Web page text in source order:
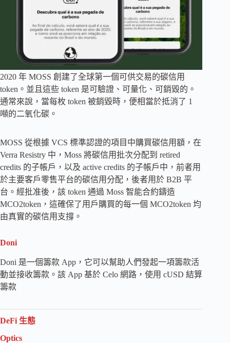
2020 年 MOSS 創建了全球第一個可供交易的碳信用
token。並且這些 token 是可驗證、可量化、可銷毀的。
通常來說，當每枚 token 被銷毀時，便相當於抵消了 1
噸的二氧化碳。
MOSS 從根據 VCS 標準認證的項目中購買碳信用額，在
Verra Resistry 中，Moss 將碳信用批次分配到 retired
credits 的子帳戶，以及 active credits 的子帳戶中，前者用
於主要客戶零售平台的碳信用分配，後者用於 B2B 平
台。經批准後，該 token 通過 Moss 智能合約鑄造
MCO2token，這確保了用戶購買的每一個 MCO2token 均
由真實的碳信用支撐。
Doni
Doni 是一個籌款 App，它可以幫助人們發起一項籌款活
動並接收籌款。該 App 基於 Celo 網路，使用 cUSD 結算
籌款
DeFi 生態
Optics